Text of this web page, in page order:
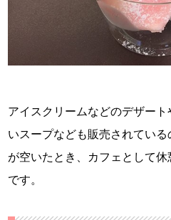
アイスクリームなどのデザー
いスープなども販売されてい
が空いたとき、カフェとして
です。